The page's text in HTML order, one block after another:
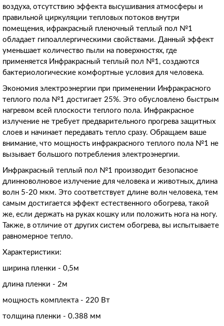
воздуха, отсутствию эффекта высушивания атмосферы и
правильной циркуляции тепловых потоков внутри
помещения, ифракрасный пленочный теплый пол №1
обладает гипоаллергическими свойствами. Данный эффект
уменьшает количество пыли на поверхностях, где
применяется Инфракрасный теплый пол №1, создаются
бактериологические комфортные условия для человека.
Экономия электроэнергии при применении Инфракрасного
теплого пола №1 достигает 25%. Это обусловлено быстрым
нагревом всей плоскости теплого пола. Инфракрасное
излучение не требует предварительного прогрева защитных
слоев и начинает передавать тепло сразу. Обращаем ваше
внимание, что мощность инфракрасного теплого пола №1 не
вызывает большого потребления электроэнергии.
Инфракрасный теплый пол №1 производит безопасное
длинноволновое излучение для человека и животных, длина
волн 5-20 мкм. Это соответствует длине волн человека, тем
самым достигается эффект естественного обогрева, такой
же, если держать на руках кошку или положить нога на ногу.
Также, в отличие от других систем обогрева, вы испытываете
равномерное тепло.
Характеристики:
ширина пленки - 0,5м
длина пленки - 2м
мощность комплекта - 220 Вт
толщина пленки - 0.388 мм